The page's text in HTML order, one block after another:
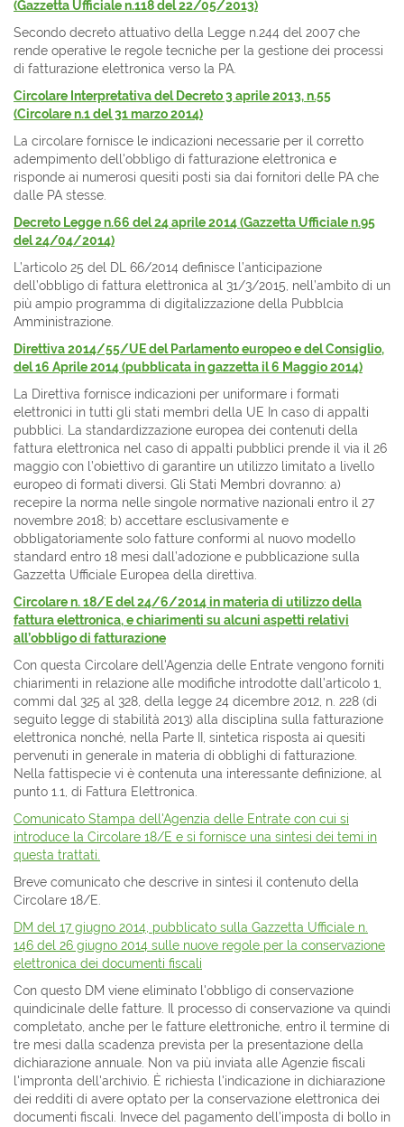
(Gazzetta Ufficiale n.118 del 22/05/2013)
Secondo decreto attuativo della Legge n.244 del 2007 che
rende operative le regole tecniche per la gestione dei processi
di fatturazione elettronica verso la PA.
Circolare Interpretativa del Decreto 3 aprile 2013, n.55
(Circolare n.1 del 31 marzo 2014)
La circolare fornisce le indicazioni necessarie per il corretto
adempimento dell'obbligo di fatturazione elettronica e
risponde ai numerosi quesiti posti sia dai fornitori delle PA che
dalle PA stesse.
Decreto Legge n.66 del 24 aprile 2014 (Gazzetta Ufficiale n.95
del 24/04/2014)
L’articolo 25 del DL 66/2014 definisce l’anticipazione
dell’obbligo di fattura elettronica al 31/3/2015, nell’ambito di un
più ampio programma di digitalizzazione della Pubblcia
Amministrazione.
Direttiva 2014/55/UE del Parlamento europeo e del Consiglio,
del 16 Aprile 2014 (pubblicata in gazzetta il 6 Maggio 2014)
La Direttiva fornisce indicazioni per uniformare i formati
elettronici in tutti gli stati membri della UE In caso di appalti
pubblici. La standardizzazione europea dei contenuti della
fattura elettronica nel caso di appalti pubblici prende il via il 26
maggio con l’obiettivo di garantire un utilizzo limitato a livello
europeo di formati diversi. Gli Stati Membri dovranno: a)
recepire la norma nelle singole normative nazionali entro il 27
novembre 2018; b) accettare esclusivamente e
obbligatoriamente solo fatture conformi al nuovo modello
standard entro 18 mesi dall’adozione e pubblicazione sulla
Gazzetta Ufficiale Europea della direttiva.
Circolare n. 18/E del 24/6/2014 in materia di utilizzo della
fattura elettronica, e chiarimenti su alcuni aspetti relativi
all’obbligo di fatturazione
Con questa Circolare dell'Agenzia delle Entrate vengono forniti
chiarimenti in relazione alle modifiche introdotte dall’articolo 1,
commi dal 325 al 328, della legge 24 dicembre 2012, n. 228 (di
seguito legge di stabilità 2013) alla disciplina sulla fatturazione
elettronica nonché, nella Parte II, sintetica risposta ai quesiti
pervenuti in generale in materia di obblighi di fatturazione.
Nella fattispecie vi è contenuta una interessante definizione, al
punto 1.1, di Fattura Elettronica.
Comunicato Stampa dell'Agenzia delle Entrate con cui si
introduce la Circolare 18/E e si fornisce una sintesi dei temi in
questa trattati.
Breve comunicato che descrive in sintesi il contenuto della
Circolare 18/E.
DM del 17 giugno 2014, pubblicato sulla Gazzetta Ufficiale n.
146 del 26 giugno 2014 sulle nuove regole per la conservazione
elettronica dei documenti fiscali
Con questo DM viene eliminato l'obbligo di conservazione
quindicinale delle fatture. Il processo di conservazione va quindi
completato, anche per le fatture elettroniche, entro il termine di
tre mesi dalla scadenza prevista per la presentazione della
dichiarazione annuale. Non va più inviata alle Agenzie fiscali
l'impronta dell'archivio. È richiesta l'indicazione in dichiarazione
dei redditi di avere optato per la conservazione elettronica dei
documenti fiscali. Invece del pagamento dell'imposta di bollo in